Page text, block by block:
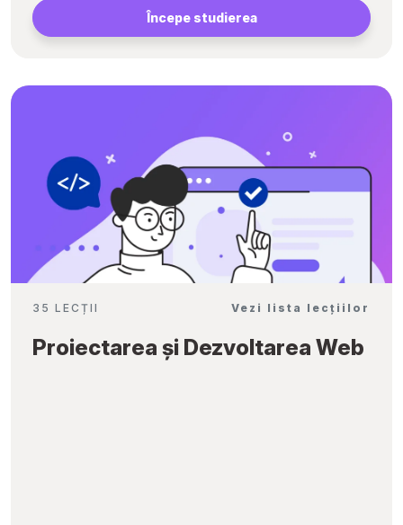
Începe studierea
35 LECȚII Vezi lista lecțiilor
Proiectarea și Dezvoltarea Web